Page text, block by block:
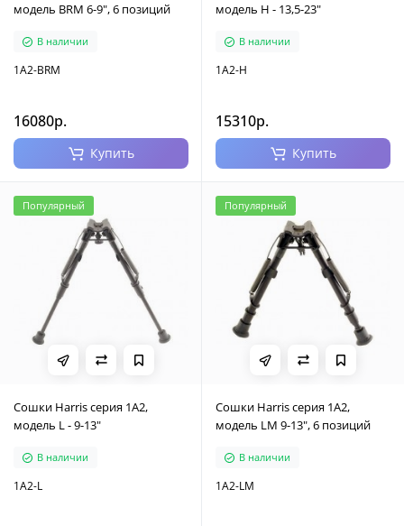
модель BRM 6-9", 6 позиций
В наличии
1A2-BRM
16080р.
Купить
модель H - 13,5-23"
В наличии
1A2-H
15310р.
Купить
Популярный
Cошки Harris серия 1А2,
модель L - 9-13"
В наличии
1A2-L
Популярный
Cошки Harris серия 1А2,
модель LM 9-13", 6 позиций
В наличии
1A2-LM